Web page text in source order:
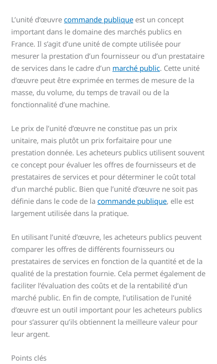
L’unité d’œuvrecommande publique est un concept
important dans le domaine des marchés publics en
France. Il s’agit d’une unité de compte utilisée pour
mesurer la prestation d’un fournisseur ou d’un prestataire
de services dans le cadre d’un marché public. Cette unité
d’œuvre peut être exprimée en termes de mesure de la
masse, du volume, du temps de travail ou de la
fonctionnalité d’une machine.
Le prix de l’unité d’œuvre ne constitue pas un prix
unitaire, mais plutôt un prix forfaitaire pour une
prestation donnée. Les acheteurs publics utilisent souvent
ce concept pour évaluer les offres de fournisseurs et de
prestataires de services et pour déterminer le coût total
d’un marché public. Bien que l’unité d’œuvre ne soit pas
définie dans le code de lacommande publique, elle est
largement utilisée dans la pratique.
En utilisant l’unité d’œuvre, les acheteurs publics peuvent
comparer les offres de différents fournisseurs ou
prestataires de services en fonction de la quantité et de la
qualité de la prestation fournie. Cela permet également de
faciliter l’évaluation des coûts et de la rentabilité d’un
marché public. En fin de compte, l’utilisation de l’unité
d’œuvre est un outil important pour les acheteurs publics
pour s’assurer qu’ils obtiennent la meilleure valeur pour
leur argent.
Points clés